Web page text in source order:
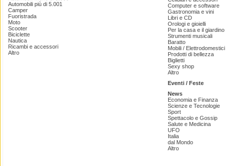
Automobili più di 5.001
Camper
Fuoristrada
Moto
Scooter
Biciclette
Nautica
Ricambi e accessori
Altro
Computer e software
Gastronomia e vini
Libri e CD
Orologi e gioielli
Per la casa e il giardino
Strumenti musicali
Baratto
Mobili / Elettrodomestici
Prodotti di bellezza
Biglietti
Sexy shop
Altro
Eventi / Feste
News
Economia e Finanza
Scienze e Tecnologie
Sport
Spettacolo e Gossip
Salute e Medicina
UFO
Italia
dal Mondo
Altro